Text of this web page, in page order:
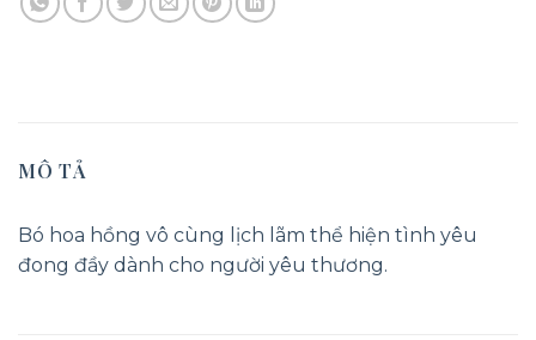
MÔ TẢ
Bó hoa hồng vô cùng lịch lãm thể hiện tình yêu
đong đầy dành cho người yêu thương.